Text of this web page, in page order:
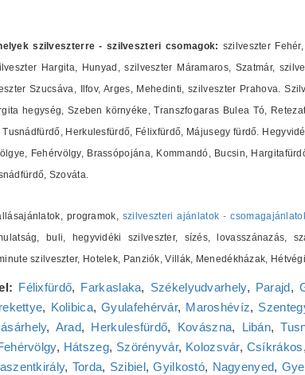
szilveszterre - szilveszteri csomagok: szilveszter
Hargita, Hunyad, szilveszter Máramaros, Szatmár,
Szucsáva, Ilfov, Arges, Mehedinti, szilveszter Prahova.
hegység, Szeben környéke, Transzfogaras Bulea Tó,
Herkulesfürdő, Félixfürdő, Májusegy fürdő.
Fehérvölgy, Brassópojána, Kommandó, Bucsin,
Szováta.
programok, szilveszteri ajánlatok -
buli, hegyvidéki szilveszter, sízés, lovasszánazás,
szilveszter, Hotelek, Panziók, Villák, Menedékházak,
Félixfürdő, Farkaslaka, Székelyudvarhely, Parajd,
, Kolibica,Gyulafehérvár, Maroshévíz,
, Arad, Herkulesfürdő, Kovászna, Libán,
, Hátszeg, Szörényvár, Kolozsvár, Csíkrákos,
, Torda, Szibiel,Gyilkostó, Nagyenyed,